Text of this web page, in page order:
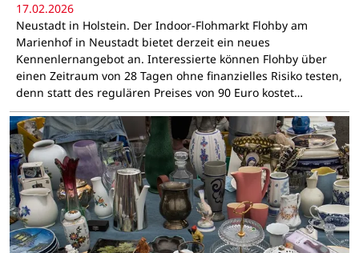
17.02.2026
Neustadt in Holstein. Der Indoor-Flohmarkt Flohby am
Marienhof in Neustadt bietet derzeit ein neues
Kennenlernangebot an. Interessierte können Flohby über
einen Zeitraum von 28 Tagen ohne finanzielles Risiko testen,
denn statt des regulären Preises von 90 Euro kostet…